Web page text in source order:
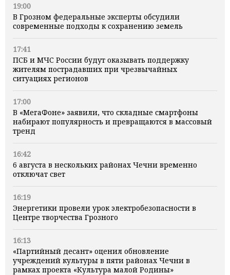
19:00
В Грозном федеральные эксперты обсудили
современные подходы к сохранению земель
17:41
ПСБ и МЧС России будут оказывать поддержку
жителям пострадавших при чрезвычайных
ситуациях регионов
17:00
В «МегаФоне» заявили, что складные смартфоны
набирают популярность и превращаются в массовый
тренд
16:42
6 августа в нескольких районах Чечни временно
отключат свет
16:19
Энергетики провели урок электробезопасности в
Центре творчества Грозного
16:13
«Партийный десант» оценил обновление
учреждений культуры в пяти районах Чечни в
рамках проекта «Культура малой Родины»